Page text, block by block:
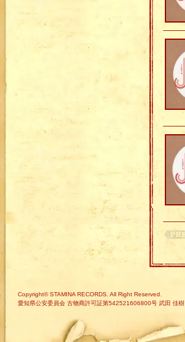
Copyright© STAMINA RECORDS. All Right Reserved.
愛知県公安委員会 古物商許可証第542521606800号 武田 佳樹